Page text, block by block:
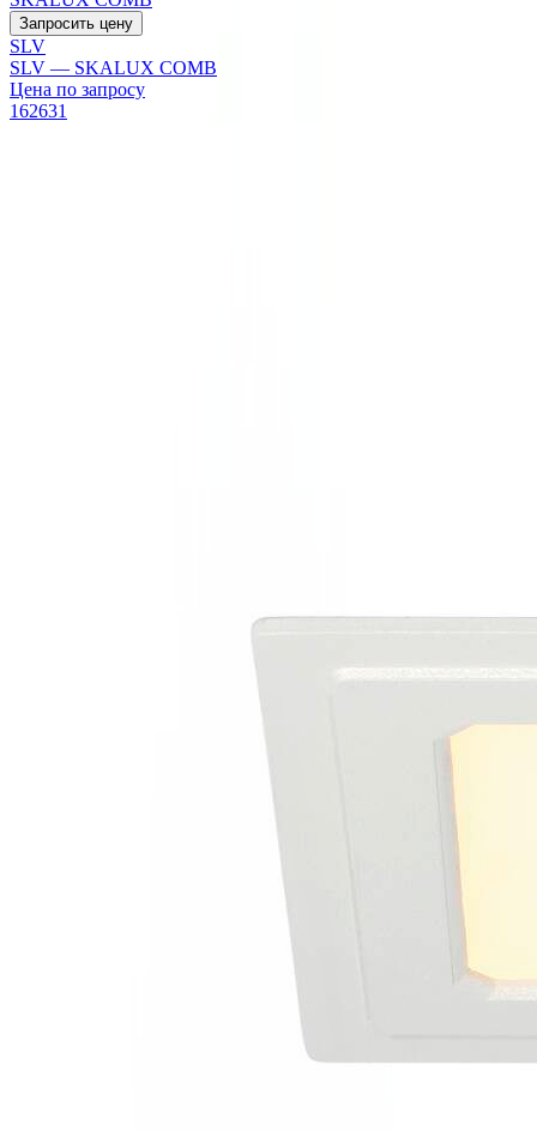
Запросить цену
SLV
SLV — SKALUX COMB
Цена по запросу
162631